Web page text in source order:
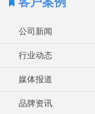
公司新闻
行业动态
媒体报道
品牌资讯